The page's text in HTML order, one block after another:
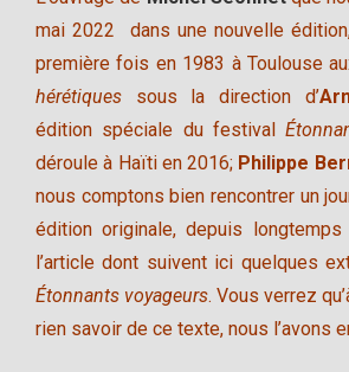
mai 2022 dans une nouvelle
première fois en 1983 à Toulouse
hérétiques sous la direction d’
édition spéciale du festival
déroule à Haïti en 2016; Philippe
nous comptons bien rencontrer un
édition originale, depuis
l’article dont suivent ici quelques
Étonnants voyageurs. Vous verrez
rien savoir de ce texte, nous l’avons